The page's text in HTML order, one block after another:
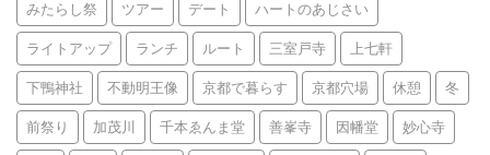
みたらし祭 ツアー デート ハートのあじさい
ライトアップ ランチ ルート 三室戸寺 上七軒
下鴨神社 不動明王像 京都で暮らす 京都穴場 休憩 冬
前祭り 加茂川 千本ゑんま堂 善峯寺 因幡堂 妙心寺